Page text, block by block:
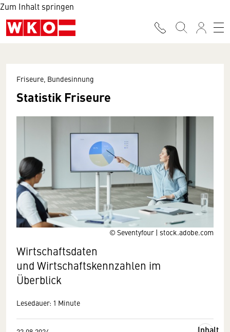
Zum Inhalt springen
© Seventyfour | stock.adobe.com
Friseure, Bundesinnung
Statistik Friseure
Wirtschaftsdaten
und Wirtschaftskennzahlen im
Überblick
Lesedauer: 1 Minute